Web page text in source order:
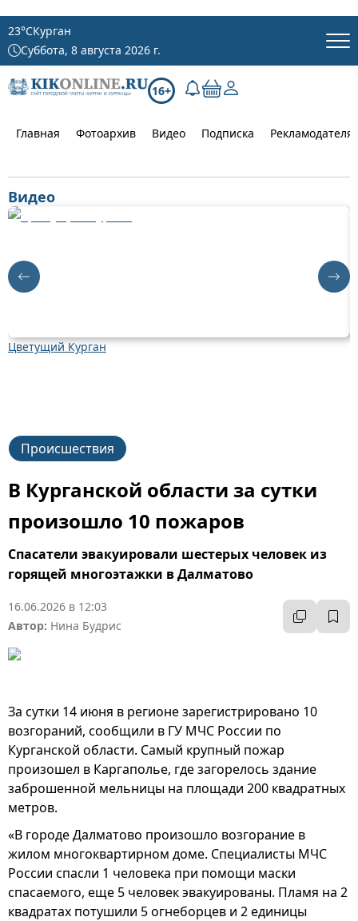
23°CКурган
Суббота, 8 августа 2026 г.
16+
Главная Фотоархив Видео Подписка
Видео
Цветущий Курган
Происшествия
В Курганской области за сутки
произошло 10 пожаров
Спасатели эвакуировали шестерых человек из
горящей многоэтажки в Далматово
16.06.2026 в 12:03
Автор: Нина Будрис
За сутки 14 июня в регионе зарегистрировано 10
возгораний, сообщили в ГУ МЧС России по
Курганской области. Самый крупный пожар
произошел в Каргаполье, где загорелось здание
заброшенной мельницы на площади 200 квадратных
метров.
«В городе Далматово произошло возгорание в
жилом многоквартирном доме. Специалисты МЧС
России спасли 1 человека при помощи маски
спасаемого, еще 5 человек эвакуированы. Пламя на 2
квадратах потушили 5 огнеборцев и 2 единицы